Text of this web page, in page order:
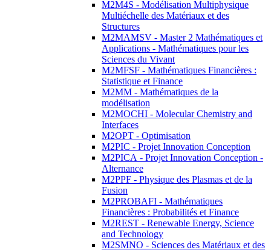
M2M4S - Modélisation Multiphysique
Multiéchelle des Matériaux et des
Structures
M2MAMSV - Master 2 Mathématiques et
Applications - Mathématiques pour les
Sciences du Vivant
M2MFSF - Mathématiques Financières :
Statistique et Finance
M2MM - Mathématiques de la
modélisation
M2MOCHI - Molecular Chemistry and
Interfaces
M2OPT - Optimisation
M2PIC - Projet Innovation Conception
M2PICA - Projet Innovation Conception -
Alternance
M2PPF - Physique des Plasmas et de la
Fusion
M2PROBAFI - Mathématiques
Financières : Probabilités et Finance
M2REST - Renewable Energy, Science
and Technology
M2SMNO - Sciences des Matériaux et des